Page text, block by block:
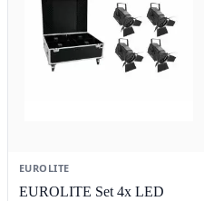
EUROLITE
EUROLITE Set 4x LED